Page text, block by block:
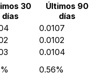
30
días
Últimos 90
días
0.0107
0.0102
0.0104
0.56%